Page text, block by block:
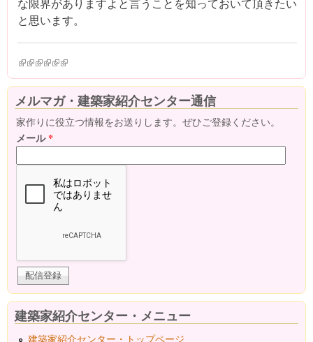
な限界がありますよと言うことを知っておいて頂きたい
と思います。
(link is external)
(link is external)
(link is external)
(link is external)
(link is external)
(link is external)
メルマガ・建築家紹介センター通信
家作りに役立つ情報をお送りします。ぜひご登録ください。
メール*
建築家紹介センター・メニュー
建築家紹介センター・トップページ